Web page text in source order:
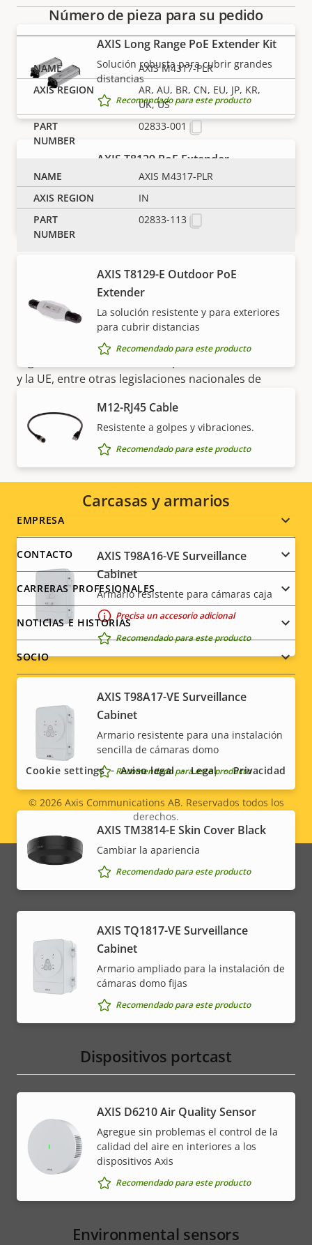
AXIS Long Range PoE Extender Kit
Solución robusta para cubrir grandes
distancias
Recomendado para este producto
AXIS T8129 PoE Extender
La solución inteligente para cubrir
distancias
Recomendado para este producto
AXIS T8129-E Outdoor PoE
Extender
La solución resistente y para exteriores
para cubrir distancias
Recomendado para este producto
M12-RJ45 Cable
Resistente a golpes y vibraciones.
Recomendado para este producto
Carcasas y armarios
AXIS T98A16-VE Surveillance
Cabinet
Armario resistente para cámaras caja
Precisa un accesorio adicional
Recomendado para este producto
AXIS T98A17-VE Surveillance
Cabinet
Armario resistente para una instalación
sencilla de cámaras domo
Recomendado para este producto
AXIS TM3814-E Skin Cover Black
Cambiar la apariencia
Recomendado para este producto
AXIS TQ1817-VE Surveillance
Cabinet
Armario ampliado para la instalación de
cámaras domo fijas
Recomendado para este producto
Dispositivos portcast
AXIS D6210 Air Quality Sensor
Agregue sin problemas el control de la
calidad del aire en interiores a los
dispositivos Axis
Recomendado para este producto
Environmental sensors
Número de pieza para su pedido
AXIS M4317-PLR
AR, AU, BR, CN, EU, JP, KR,
UK, US
02833-001
AXIS M4317-PLR
IN
02833-113
NOTA
Los productos de Axis pueden estar sujetos a las
y la UE, entre otras legislaciones nacionales de
sobre el cumplimiento de las exportaciones de su
producto aquí
Footer
menu
EMPRESA
CONTACTO
CARRERAS PROFESIONALES
NOTICIAS E HISTORIAS
SOCIO
Social
menu
Legal
menu
© 2026Axis Communications AB. Reservados todos los
derechos.
Cookie settings Aviso legal Legal Privacidad